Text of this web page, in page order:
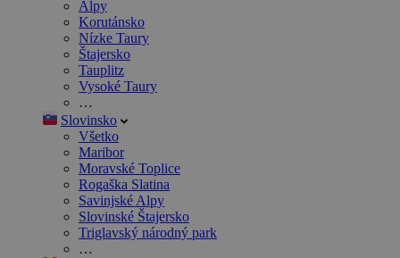
Alpy
Korutánsko
Nízke Taury
Štajersko
Tauplitz
Vysoké Taury
…
Slovinsko
Všetko
Maribor
Moravské Toplice
Rogaška Slatina
Savinjské Alpy
Slovinské Štajersko
Triglavský národný park
…